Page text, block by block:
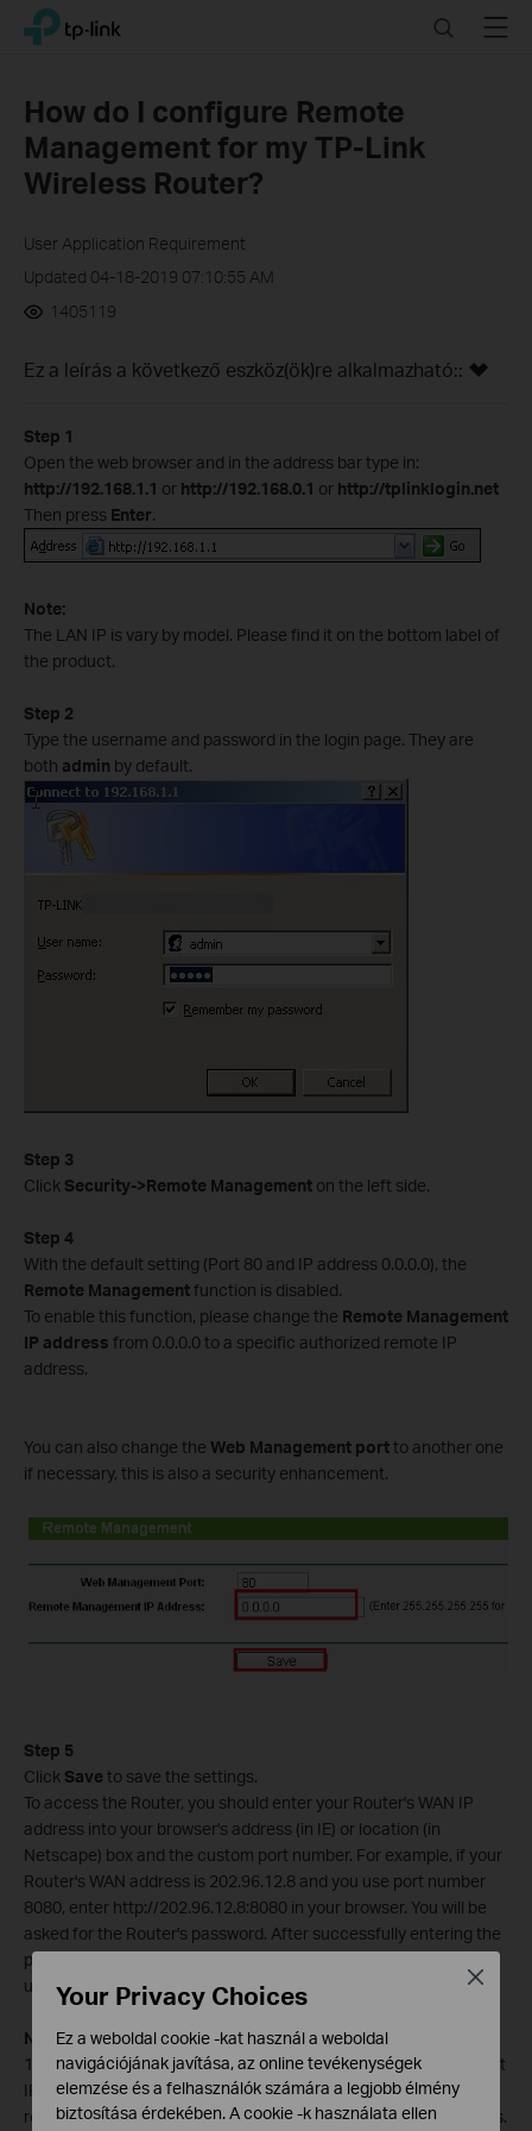
Click
navigation
TP-Link, Reliably Smart SearchMenu
How do I configure Remote
Management for my TP-Link
Wireless Router?
User Application Requirement
Updated 04-18-2019 07:10:55 AM
1405119
Ez a leírás a következő eszköz(ök)re alkalmazható::
Step 1
Open the web browser and in the address bar type in:
http://192.168.1.1 or http://192.168.0.1 or http://tplinklogin.net
Then press Enter.
Note:
The LAN IP is vary by model. Please find it on the bottom label of
the product.
Step 2
Type the username and password in the login page. They are
both admin by default.
Step 3
Click Security->Remote Management on the left side.
Step 4
With the default setting (Port 80 and IP address 0.0.0.0), the
Remote Managementfunction is disabled.
To enable this function, please change the Remote Management
IP address from 0.0.0.0 to a specific authorized remote IP
address.
You can also change the Web Management portto another one
if necessary, this is also a security enhancement.
Step 5
Click Save to save the settings.
To access the Router, you should enter your Router's WAN IP
address into your browser's address (in IE) or location (in
Netscape) box and the custom port number. For example, if your
Router's WAN address is 202.96.12.8 and you use port number
8080, enter http://202.96.12.8:8080 in your browser. You will be
asked for the Router's password. After successfully entering the
password, you will be able to access the Router's web-based
utility.
Note:
1. Type a specific Public IP address for the Remote Management
IP Address means that you can only connect to this device
remotely from a computer which is using this specific IP address.
Your Privacy Choices
Ez a weboldal cookie -kat használ a weboldal
navigációjának javítása, az online tevékenységek
elemzése és a felhasználók számára a legjobb élmény
biztosítása érdekében. A cookie -k használata ellen
Close